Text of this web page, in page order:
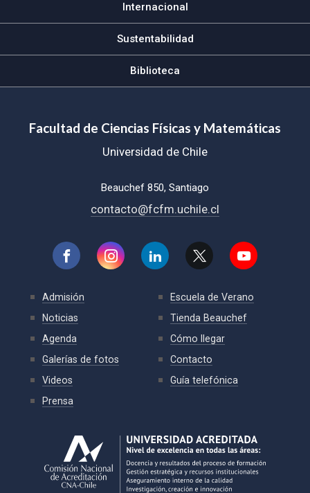
Internacional
Sustentabilidad
Biblioteca
Facultad de Ciencias Físicas y Matemáticas
Universidad de Chile
Beauchef 850, Santiago
contacto@fcfm.uchile.cl
Admisión
Noticias
Agenda
Galerías de fotos
Videos
Prensa
Escuela de Verano
Tienda Beauchef
Cómo llegar
Contacto
Guía telefónica